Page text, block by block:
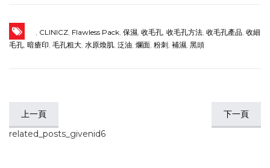
, CLINICZ, Flawless Pack, 保濕, 收毛孔, 收毛孔方法, 收毛孔產品, 收細
毛孔, 暗瘡印, 毛孔粗大, 水原煥肌, 泛油, 爛面, 粉刺, 補濕, 黑頭
上一頁
下一頁
related_posts_givenid6